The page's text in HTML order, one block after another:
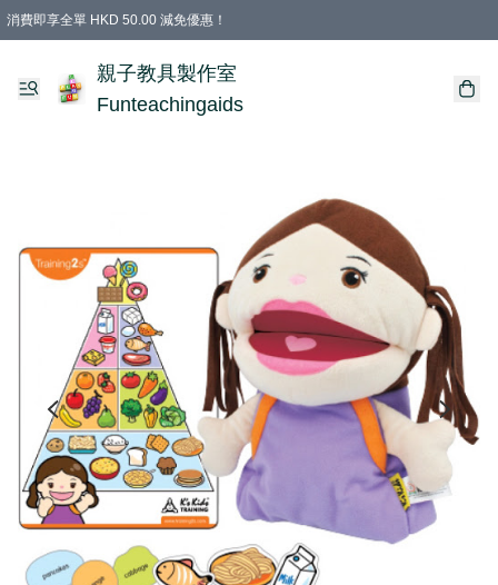
消費即享全單 HKD 50.00 減免優惠！
購物滿 HKD 699.00即享免運費優惠！（適用於 特定的送貨方式 )
凡購物滿HKD 699.00，即享免費禮品
親子教具製作室
Funteachingaids